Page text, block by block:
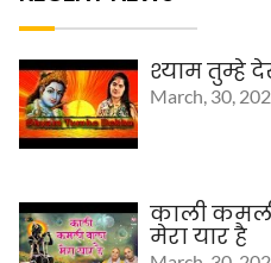
श्याम तुम्हे
March, 30,
काली
मेरा यार है